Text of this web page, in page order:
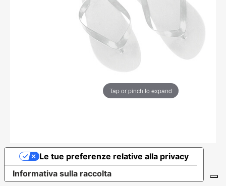
Tap or pinch to expand
Informativa sulla raccolta
Le tue preferenze relative alla privacy